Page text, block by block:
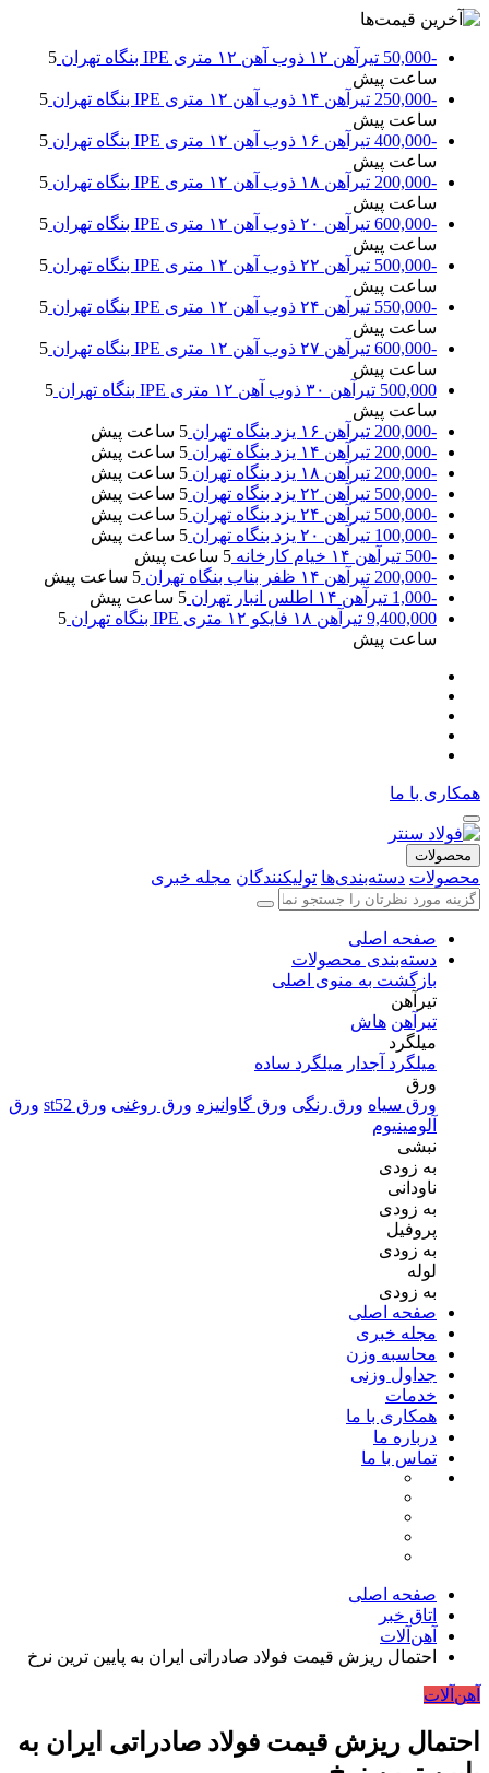
-50,000 تیرآهن ۱۲ ذوب آهن ۱۲ متری IPE بنگاه تهران
5
ساعت پیش
-250,000
تیرآهن ۱۴ ذوب آهن ۱۲ متری IPE بنگاه تهران
5
ساعت پیش
-400,000
تیرآهن ۱۶ ذوب آهن ۱۲ متری IPE بنگاه تهران
5
ساعت پیش
-200,000
تیرآهن ۱۸ ذوب آهن ۱۲ متری IPE بنگاه تهران
5
ساعت پیش
-600,000
تیرآهن ۲۰ ذوب آهن ۱۲ متری IPE بنگاه تهران
5
ساعت پیش
-500,000
تیرآهن ۲۲ ذوب آهن ۱۲ متری IPE بنگاه تهران
5
ساعت پیش
-550,000
تیرآهن ۲۴ ذوب آهن ۱۲ متری IPE بنگاه تهران
5
ساعت پیش
-600,000
تیرآهن ۲۷ ذوب آهن ۱۲ متری IPE بنگاه تهران
5
ساعت پیش
500,000 تیرآهن ۳۰ ذوب آهن ۱۲ متری IPE بنگاه تهران
5
ساعت پیش
-200,000
تیرآهن ۱۶ یزد بنگاه تهران
5 ساعت پیش
-200,000
تیرآهن ۱۴ یزد بنگاه تهران
5 ساعت پیش
-200,000
تیرآهن ۱۸ یزد بنگاه تهران
5 ساعت پیش
-500,000
تیرآهن ۲۲ یزد بنگاه تهران
5 ساعت پیش
-500,000
تیرآهن ۲۴ یزد بنگاه تهران
5 ساعت پیش
-100,000
تیرآهن ۲۰ یزد بنگاه تهران
5 ساعت پیش
-500
تیرآهن ۱۴ خیام کارخانه
5 ساعت پیش
-200,000
تیرآهن ۱۴ ظفر بناب بنگاه تهران
5 ساعت پیش
-1,000
تیرآهن ۱۴ اطلس انبار تهران
5 ساعت پیش
9,400,000 تیرآهن ۱۸ فایکو ۱۲ متری IPE بنگاه تهران
5
ساعت پیش
همکاری با ما
محصولات
محصولات دسته‌بندی‌ها تولیکنندگان مجله خبری
صفحه اصلی
دسته‌بندی محصولات
بازگشت به منوی اصلی
تیرآهن
تیرآهن هاش
میلگرد
میلگرد آجدار میلگرد ساده
ورق
ورق سیاه ورق رنگی ورق گاوانیزه ورق روغنی ورق st52
ورق
آلومینیوم
نبشی
به زودی
ناودانی
به زودی
پروفیل
به زودی
لوله
به زودی
صفحه اصلی
مجله خبری
محاسبه وزن
جداول وزنی
خدمات
همکاری با ما
درباره ما
تماس با ما
صفحه اصلی
اتاق خبر
آهن‌آلات
احتمال ریزش قیمت فولاد صادراتی ایران به پایین ترین نرخ
آهن‌آلات
احتمال ریزش قیمت فولاد صادراتی ایران به